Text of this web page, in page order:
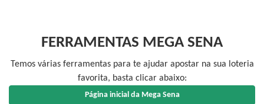
FERRAMENTAS MEGA SENA
Temos várias ferramentas para te ajudar apostar na sua loteria
favorita, basta clicar abaixo:
Página inicial da Mega Sena